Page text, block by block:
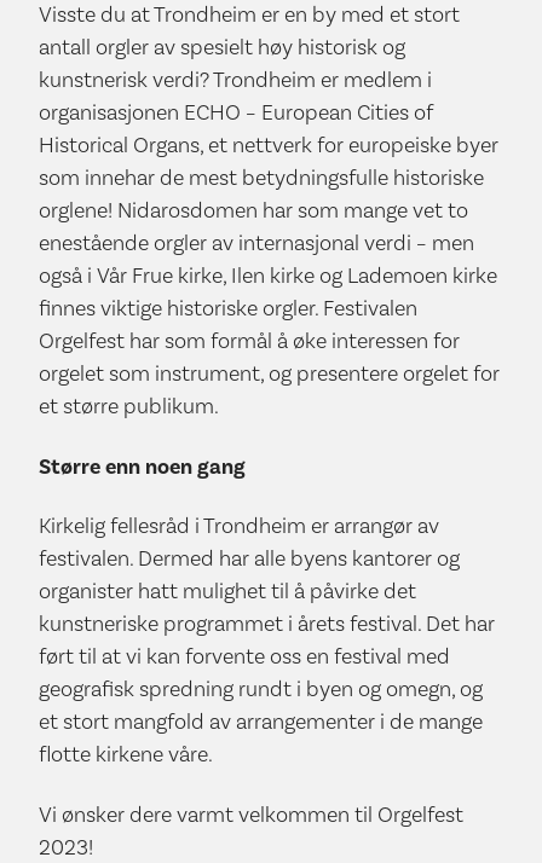
Visste du at Trondheim er en by med et stort
antall orgler av spesielt høy historisk og
kunstnerisk verdi? Trondheim er medlem i
organisasjonen ECHO – European Cities of
Historical Organs, et nettverk for europeiske byer
som innehar de mest betydningsfulle historiske
orglene! Nidarosdomen har som mange vet to
enestående orgler av internasjonal verdi – men
også i Vår Frue kirke, Ilen kirke og Lademoen kirke
finnes viktige historiske orgler. Festivalen
Orgelfest har som formål å øke interessen for
orgelet som instrument, og presentere orgelet for
et større publikum.
Større enn noen gang
Kirkelig fellesråd i Trondheim er arrangør av
festivalen. Dermed har alle byens kantorer og
organister hatt mulighet til å påvirke det
kunstneriske programmet i årets festival. Det har
ført til at vi kan forvente oss en festival med
geografisk spredning rundt i byen og omegn, og
et stort mangfold av arrangementer i de mange
flotte kirkene våre.
Vi ønsker dere varmt velkommen til Orgelfest
2023!